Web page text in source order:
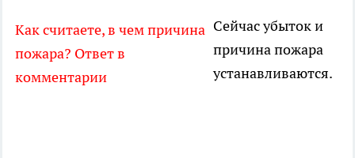
Как считаете, в чем причина
пожара? Ответ в
комментарии
Сейчас убыток и
причина пожара
устанавливаются.